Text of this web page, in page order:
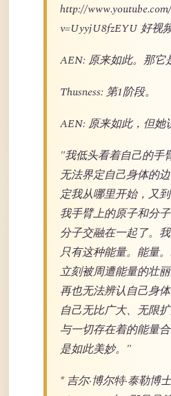
http://
v=UyyjU8fzEYU 好视频
AEN: 原来如此。那它
Thusness: 第1阶段。
AEN: 原来如此，但她
"我低头看着自己的手
无法界定自己身体的
定我从哪里开始，又
我手臂上的原子和分
分子交融在一起了。
只有这种能量。能量
立刻被周遭能量的壮
再也无法辨认自己身
自己无比广大、无限
与一切存在着的能量
是如此美妙。"
* 吉尔·博尔特·泰勒博士